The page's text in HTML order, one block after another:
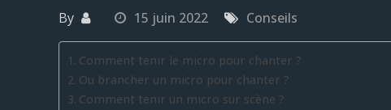
By 15 juin 2022 Conseils
Comment tenir le micro pour chanter ?
Ou brancher un micro pour chanter ?
Comment tenir un micro sur scène ?